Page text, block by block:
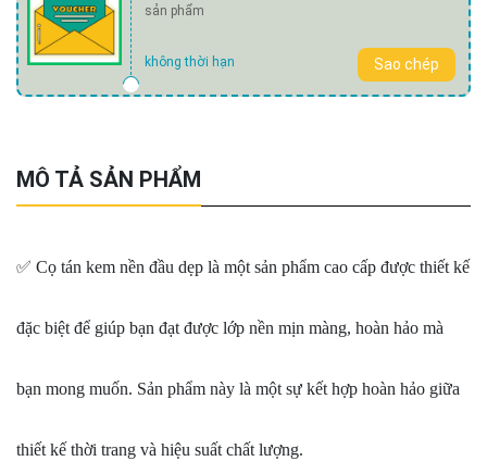
sản phẩm
không thời hạn Sao chép
MÔ TẢ SẢN PHẨM
✅ Cọ tán kem nền đầu dẹp là một sản phẩm cao cấp được thiết kế
đặc biệt để giúp bạn đạt được lớp nền mịn màng, hoàn hảo mà
bạn mong muốn. Sản phẩm này là một sự kết hợp hoàn hảo giữa
thiết kế thời trang và hiệu suất chất lượng.